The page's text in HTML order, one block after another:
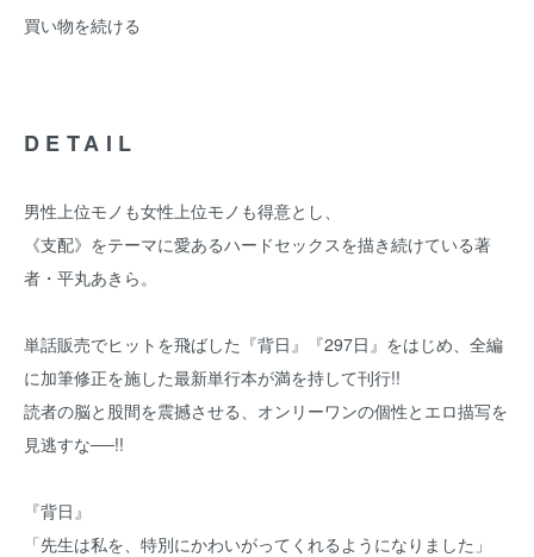
買い物を続ける
DETAIL
男性上位モノも女性上位モノも得意とし、
《支配》をテーマに愛あるハードセックスを描き続けている著
者・平丸あきら。
単話販売でヒットを飛ばした『背日』『297日』をはじめ、全編
に加筆修正を施した最新単行本が満を持して刊行!!
読者の脳と股間を震撼させる、オンリーワンの個性とエロ描写を
見逃すな──!!
『背日』
「先生は私を、特別にかわいがってくれるようになりました」